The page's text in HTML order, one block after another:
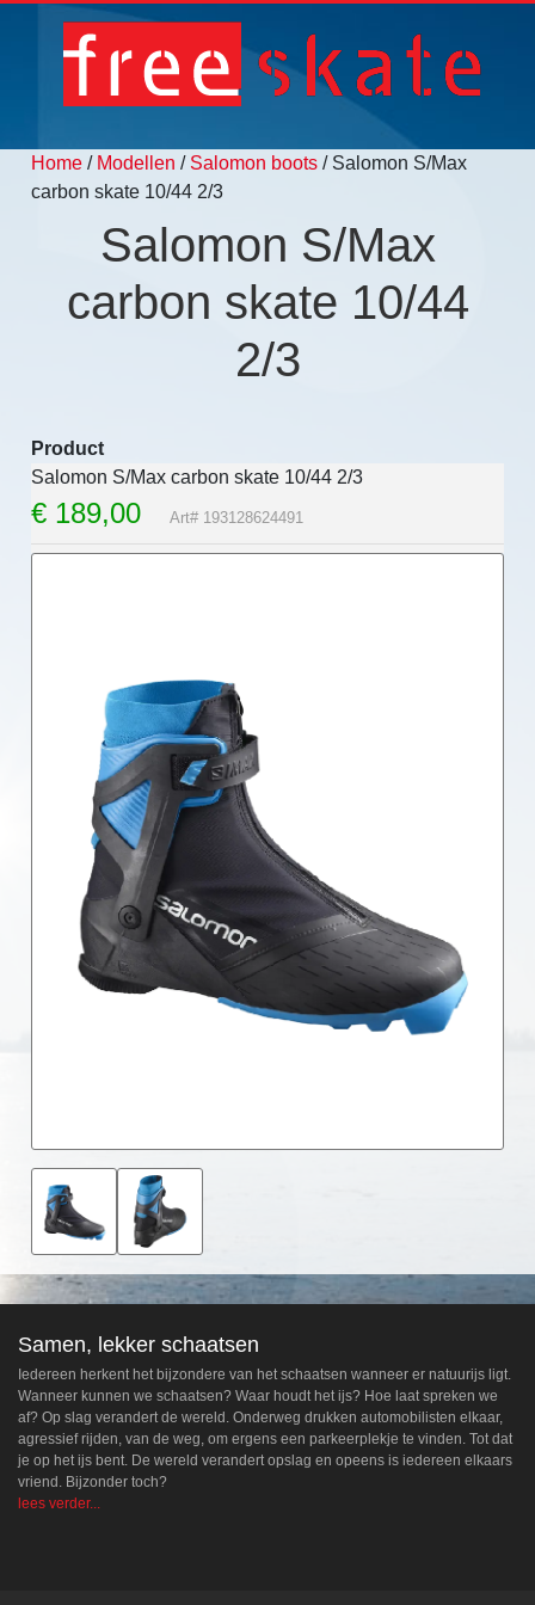
Home / Modellen / Salomon boots / Salomon S/Max
carbon skate 10/44 2/3
Salomon S/Max
carbon skate 10/44
2/3
Product
Salomon S/Max carbon skate 10/44 2/3
€ 189,00 Art# 193128624491
Samen, lekker schaatsen
Iedereen herkent het bijzondere van het schaatsen wanneer er natuurijs ligt.
Wanneer kunnen we schaatsen? Waar houdt het ijs? Hoe laat spreken we
af? Op slag verandert de wereld. Onderweg drukken automobilisten elkaar,
agressief rijden, van de weg, om ergens een parkeerplekje te vinden. Tot dat
je op het ijs bent. De wereld verandert opslag en opeens is iedereen elkaars
vriend. Bijzonder toch?
lees verder...